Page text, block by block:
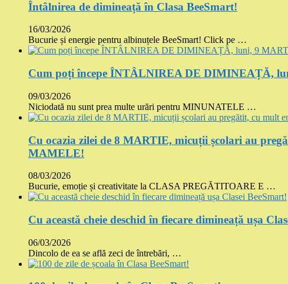
Întâlnirea de dimineață în Clasa BeeSmart!
16/03/2026
Bucurie și energie pentru albinuțele BeeSmart! Click pe …
Cum poți începe ÎNTÂLNIREA DE DIMINEAȚĂ,
09/03/2026
Niciodată nu sunt prea multe urări pentru MINUNATELE …
Cu ocazia zilei de 8 MARTIE, micuții școlari au
MAMELE!
08/03/2026
Bucurie, emoție și creativitate la CLASA PREGĂTITOARE E …
Cu această cheie deschid în fiecare dimineață ușa
06/03/2026
Dincolo de ea se află zeci de întrebări, …